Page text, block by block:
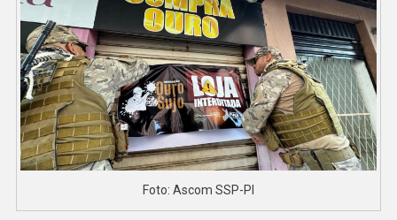
Foto: Ascom SSP-PI